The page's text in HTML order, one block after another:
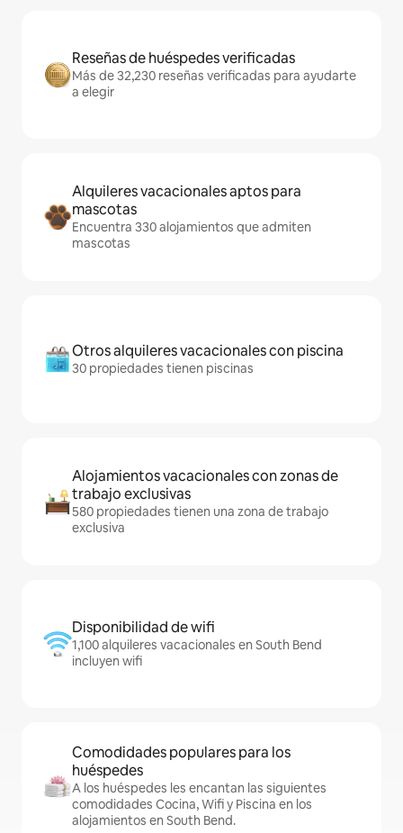
Reseñas de huéspedes verificadas
Más de 32,230 reseñas verificadas para ayudarte
a elegir
Alquileres vacacionales aptos para
mascotas
Encuentra 330 alojamientos que admiten
mascotas
Otros alquileres vacacionales con piscina
30 propiedades tienen piscinas
Alojamientos vacacionales con zonas de
trabajo exclusivas
580 propiedades tienen una zona de trabajo
exclusiva
Disponibilidad de wifi
1,100 alquileres vacacionales en South Bend
incluyen wifi
Comodidades populares para los
huéspedes
A los huéspedes les encantan las siguientes
comodidades Cocina, Wifi y Piscina en los
alojamientos en South Bend.